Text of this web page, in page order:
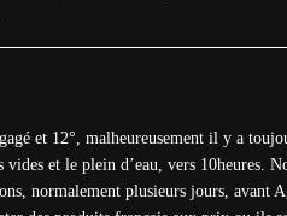
et 12°, malheureusement il y a
et le plein d’eau, vers 10heures.
normalement plusieurs jours, avant